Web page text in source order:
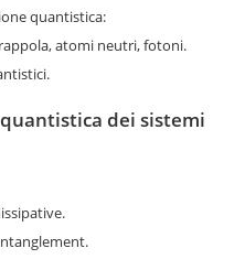
quantistica:
atomi neutri, fotoni.
dei sistemi